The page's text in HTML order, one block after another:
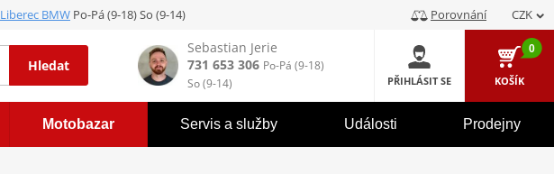
Liberec BMWPo-Pá (9-18) So (9-14) Porovnání CZK
Hledat
Sebastian Jerie
731 653 306 Po-Pá (9-18)
So (9-14)
PŘIHLÁSIT SE
0
KOŠÍK
Motobazar Servis a služby Události Prodejny